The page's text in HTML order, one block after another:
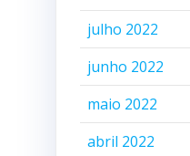
julho 2022
junho 2022
maio 2022
abril 2022